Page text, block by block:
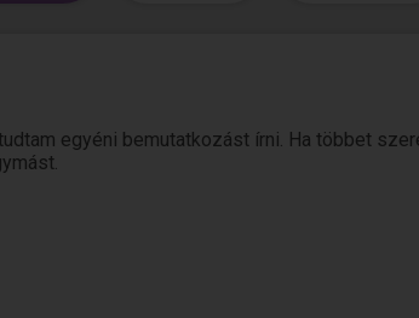
egyéni bemutatkozást írni. Ha többet